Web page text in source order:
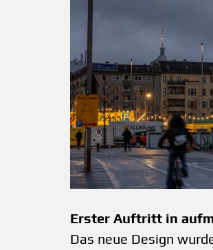
Erster Auftritt in
Das neue Design